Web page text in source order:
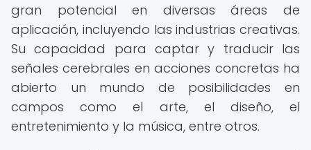
gran potencial en diversas áreas de
aplicación, incluyendo las industrias creativas.
Su capacidad para captar y traducir las
señales cerebrales en acciones concretas ha
abierto un mundo de posibilidades en
campos como el arte, el diseño, el
entretenimiento y la música, entre otros.